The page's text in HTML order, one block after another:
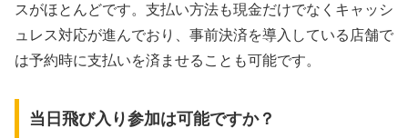
スがほとんどです。支払い方法も現金だけでなくキャッシ
ュレス対応が進んでおり、事前決済を導入している店舗で
は予約時に支払いを済ませることも可能です。
当日飛び入り参加は可能ですか？